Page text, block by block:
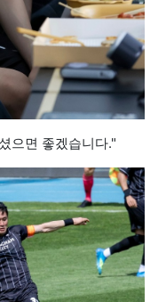
으면 좋겠습니다."